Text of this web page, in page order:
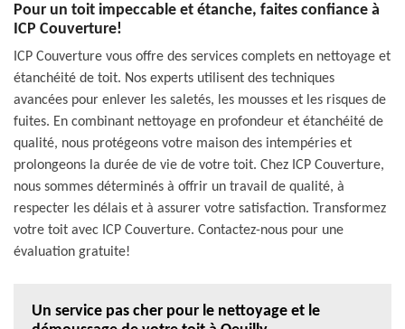
Pour un toit impeccable et étanche, faites confiance à
ICP Couverture!
ICP Couverture vous offre des services complets en nettoyage et
étanchéité de toit. Nos experts utilisent des techniques
avancées pour enlever les saletés, les mousses et les risques de
fuites. En combinant nettoyage en profondeur et étanchéité de
qualité, nous protégeons votre maison des intempéries et
prolongeons la durée de vie de votre toit. Chez ICP Couverture,
nous sommes déterminés à offrir un travail de qualité, à
respecter les délais et à assurer votre satisfaction. Transformez
votre toit avec ICP Couverture. Contactez-nous pour une
évaluation gratuite!
Un service pas cher pour le nettoyage et le